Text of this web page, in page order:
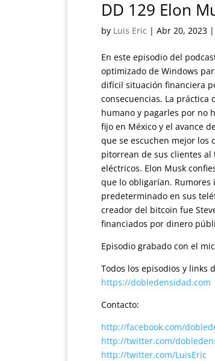
DD 129 Elon
by Luis Eric | Abr 20, 2023 |
En este episodio del
optimizado de Windows
difícil situación financiera
consecuencias. La práctica
humano y pagarles por no
fijo en México y el avance
que se escuchen mejor los
pitorrean de sus clientes al
eléctricos. Elon Musk
que lo obligarían. Rumores
predeterminado en sus
creador del bitcoin fue
financiados por dinero
Episodio grabado con el
Todos los episodios y links
https://dobledensidad.com
Contacto:
http://facebook.com/
http://twitter.com/
http://twitter.com/LuisEric